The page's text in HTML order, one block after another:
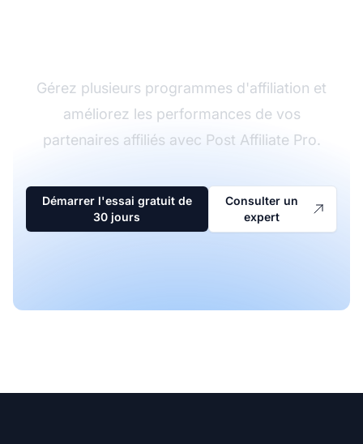
Gérez plusieurs programmes d'affiliation et
améliorez les performances de vos
partenaires affiliés avec Post Affiliate Pro.
Démarrer l'essai gratuit de
30 jours
Consulter un
expert